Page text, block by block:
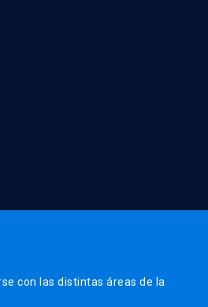
con las distintas áreas de la